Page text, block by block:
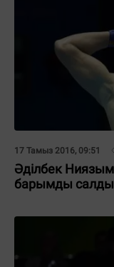
17 Тамыз 2016, 09:51
Әділбек
барымды